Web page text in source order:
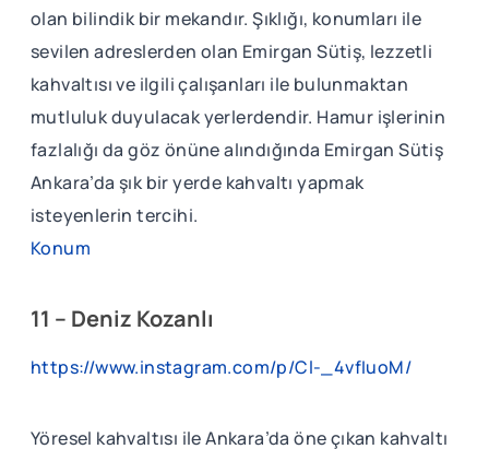
olan bilindik bir mekandır. Şıklığı, konumları ile
sevilen adreslerden olan Emirgan Sütiş, lezzetli
kahvaltısı ve ilgili çalışanları ile bulunmaktan
mutluluk duyulacak yerlerdendir. Hamur işlerinin
fazlalığı da göz önüne alındığında Emirgan Sütiş
Ankara’da şık bir yerde kahvaltı yapmak
isteyenlerin tercihi.
Konum
11 – Deniz Kozanlı
https://www.instagram.com/p/Cl-_4vfIuoM/
Yöresel kahvaltısı ile Ankara’da öne çıkan kahvaltı